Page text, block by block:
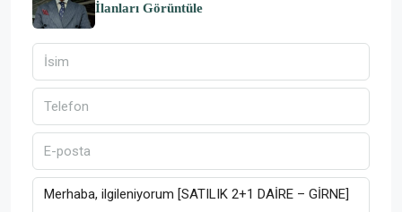
İlanları Görüntüle